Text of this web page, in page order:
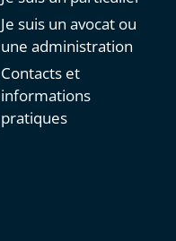
Je suis un avocat ou
une administration
Contacts et
informations
pratiques